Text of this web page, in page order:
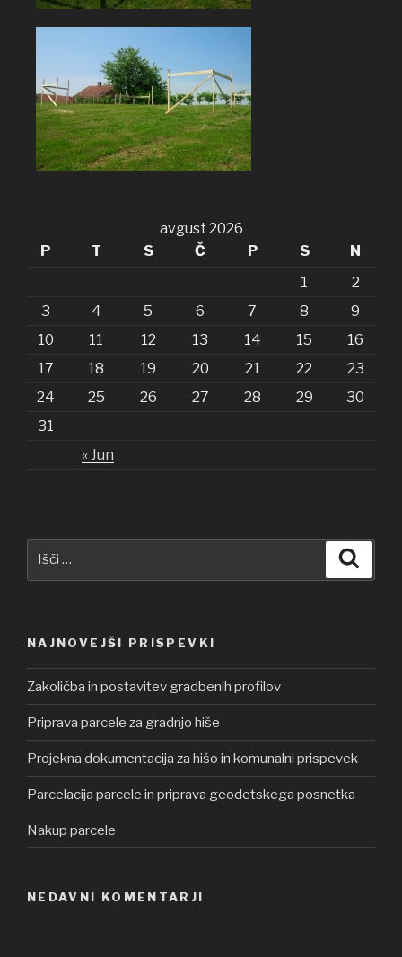
avgust 2026
P
T S Č P S N
« Jun
1
2
3
4 5 6 7 8
9
10
11 12 13 14 15
16
17
18 19 20 21 22
23
24
25 26 27 28 29
30
31
NAJNOVEJŠI PRISPEVKI
Zakoličba in postavitev gradbenih profilov
Priprava parcele za gradnjo hiše
Projekna dokumentacija za hišo in komunalni prispevek
Parcelacija parcele in priprava geodetskega posnetka
Nakup parcele
NEDAVNI KOMENTARJI